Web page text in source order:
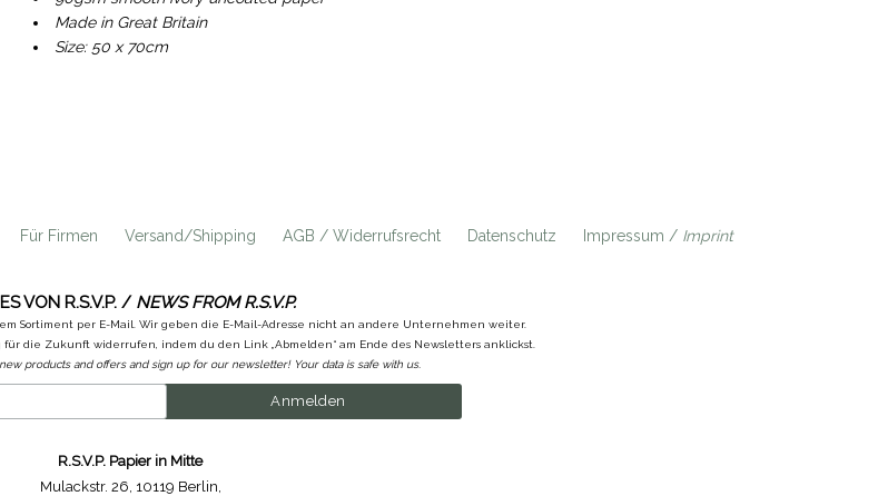
Made in Great Britain
Size: 50 x 70cm
Für Firmen Versand/Shipping AGB / Widerrufsrecht Datenschutz Impressum / Imprint
VON R.S.V.P. / NEWS FROM R.S.V.P.
Sortiment per E-Mail. Wir geben die E-Mail-Adresse nicht an andere Unternehmen weiter.
die Zukunft widerrufen, indem du den Link „Abmelden“ am Ende des Newsletters anklickst.
products and offers and sign up for our newsletter! Your data is safe with us.
R.S.V.P. Papier in Mitte
Mulackstr. 26, 10119 Berlin,